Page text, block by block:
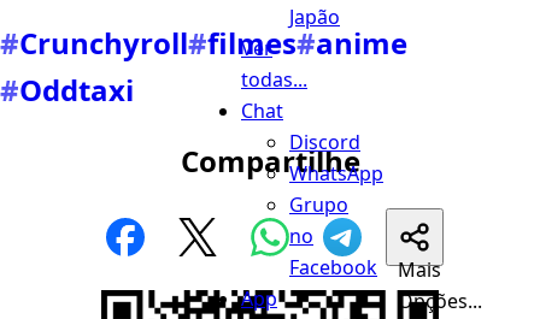
Japão
Ver
todas...
Chat
Discord
WhatsApp
Grupo
no
Facebook
App
#Crunchyroll#filmes#anime
#Oddtaxi
Compartilhe
Mais
Opções...